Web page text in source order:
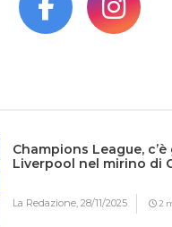
Champions League, c’è
Liverpool nel mirino di
La Redazione,28/11/2025 2